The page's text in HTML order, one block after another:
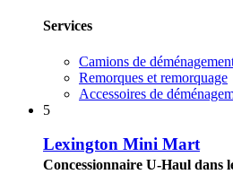
Services
Camions de
Remorques et remorquage
Accessoires de
5
Lexington Mini Mart
Concessionnaire U-Haul dans